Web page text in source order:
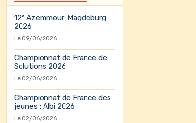
12° Azemmour: Magdeburg
2026
Le 09/06/2026
Championnat de France de
Solutions 2026
Le 02/06/2026
Championnat de France des
jeunes : Albi 2026
Le 02/06/2026